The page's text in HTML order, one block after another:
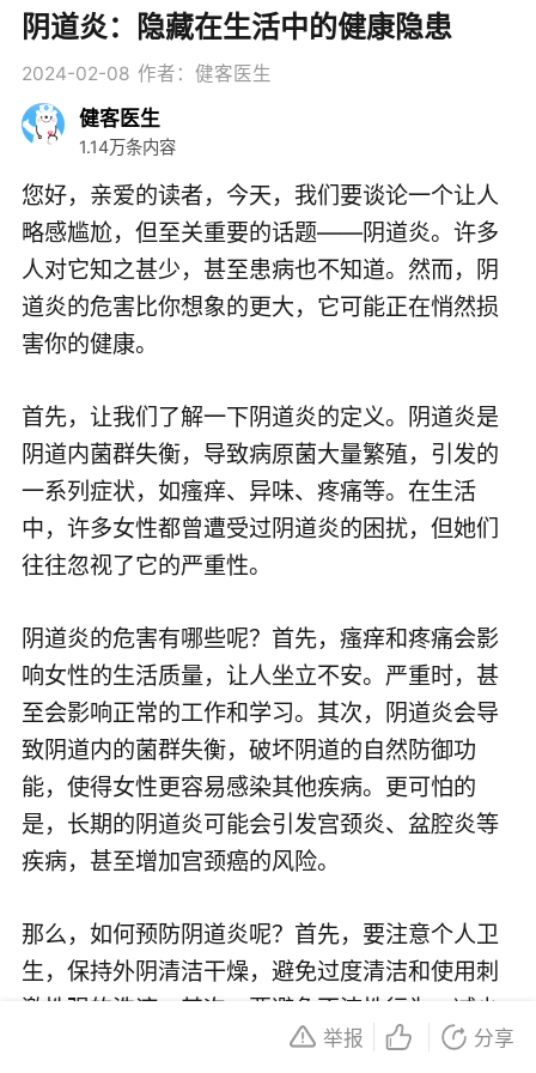
阴道炎：隐藏在生活中的健康隐患
2024-02-08 作者：健客医生
健客医生
1.14万条内容
您好，亲爱的读者，今天，我们要谈论一个让人
略感尴尬，但至关重要的话题——阴道炎。许多
人对它知之甚少，甚至患病也不知道。然而，阴
道炎的危害比你想象的更大，它可能正在悄然损
害你的健康。
首先，让我们了解一下阴道炎的定义。阴道炎是
阴道内菌群失衡，导致病原菌大量繁殖，引发的
一系列症状，如瘙痒、异味、疼痛等。在生活
中，许多女性都曾遭受过阴道炎的困扰，但她们
往往忽视了它的严重性。
阴道炎的危害有哪些呢？首先，瘙痒和疼痛会影
响女性的生活质量，让人坐立不安。严重时，甚
至会影响正常的工作和学习。其次，阴道炎会导
致阴道内的菌群失衡，破坏阴道的自然防御功
能，使得女性更容易感染其他疾病。更可怕的
是，长期的阴道炎可能会引发宫颈炎、盆腔炎等
疾病，甚至增加宫颈癌的风险。
那么，如何预防阴道炎呢？首先，要注意个人卫
生，保持外阴清洁干燥，避免过度清洁和使用刺
激性强的洗液。其次，要避免不洁性行为，减少
感染的风险。此外，穿着透气性好的内衣裤，避
举报 分享